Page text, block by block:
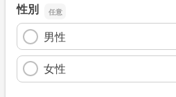
性別
男性
女性